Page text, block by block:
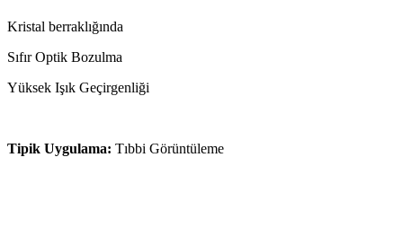
Kristal berraklığında
Sıfır Optik Bozulma
Yüksek Işık Geçirgenliği
Tipik Uygulama: Tıbbi Görüntüleme